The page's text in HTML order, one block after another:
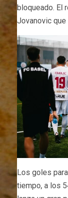
bloqueado. El
Jovanovic que
Los goles
tiempo, a los